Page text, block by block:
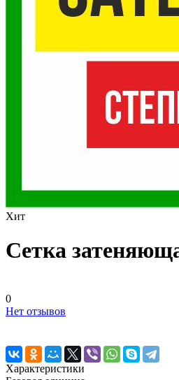
Хит
Сетка
0
Нет отзывов
Характеристики